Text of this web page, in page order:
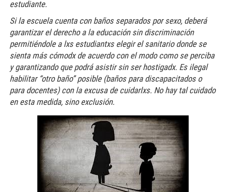
estudiante.
Si la escuela cuenta con baños separados por sexo, deberá
garantizar el derecho a la educación sin discriminación
permitiéndole a lxs estudiantxs elegir el sanitario donde se
sienta más cómodx de acuerdo con el modo como se perciba
y garantizando que podrá asistir sin ser hostigadx. Es ilegal
habilitar “otro baño” posible (baños para discapacitados o
para docentes) con la excusa de cuidarlxs. No hay tal cuidado
en esta medida, sino exclusión.
ramos5.jpg